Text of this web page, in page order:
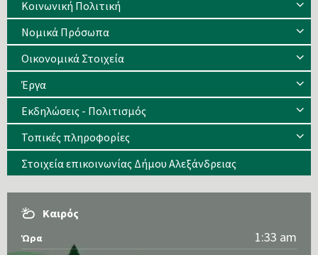
Κοινωνική Πολιτική
Νομικά Πρόσωπα
Οικονομικά Στοιχεία
Έργα
Εκδηλώσεις - Πολιτισμός
Τοπικές πληροφορίες
Στοιχεία επικοινωνίας Δήμου Αλεξάνδρειας
Καιρός
Ώρα 1:33 am